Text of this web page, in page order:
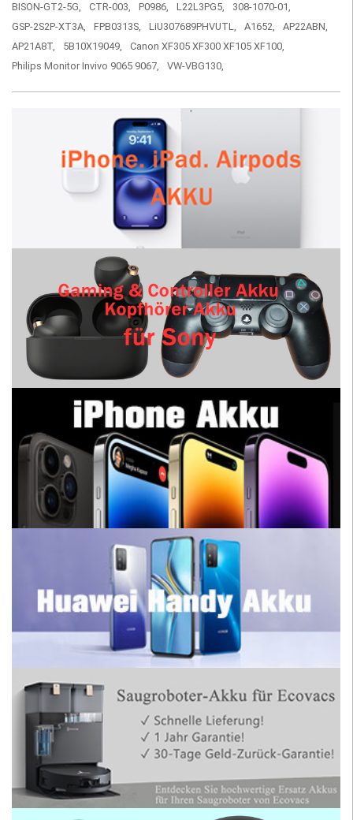
BISON-GT2-5G,
CTR-003, P0986, L22L3PG5,
308-1070-01,
GSP-2S2P-XT3A,
FPB0313S, LiU307689PHVUTL, A1652,
AP22ABN,
AP21A8T,
5B10X19049,
Canon XF305 XF300 XF105 XF100,
Philips Monitor Invivo 9065 9067,
VW-VBG130,